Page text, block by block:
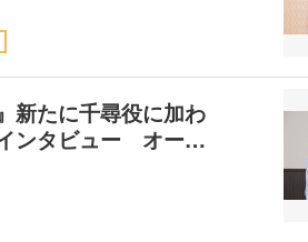
新たに千尋役に加わ
ンタビュー オー…